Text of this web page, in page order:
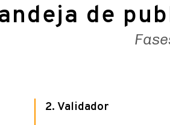
de
2. Validador